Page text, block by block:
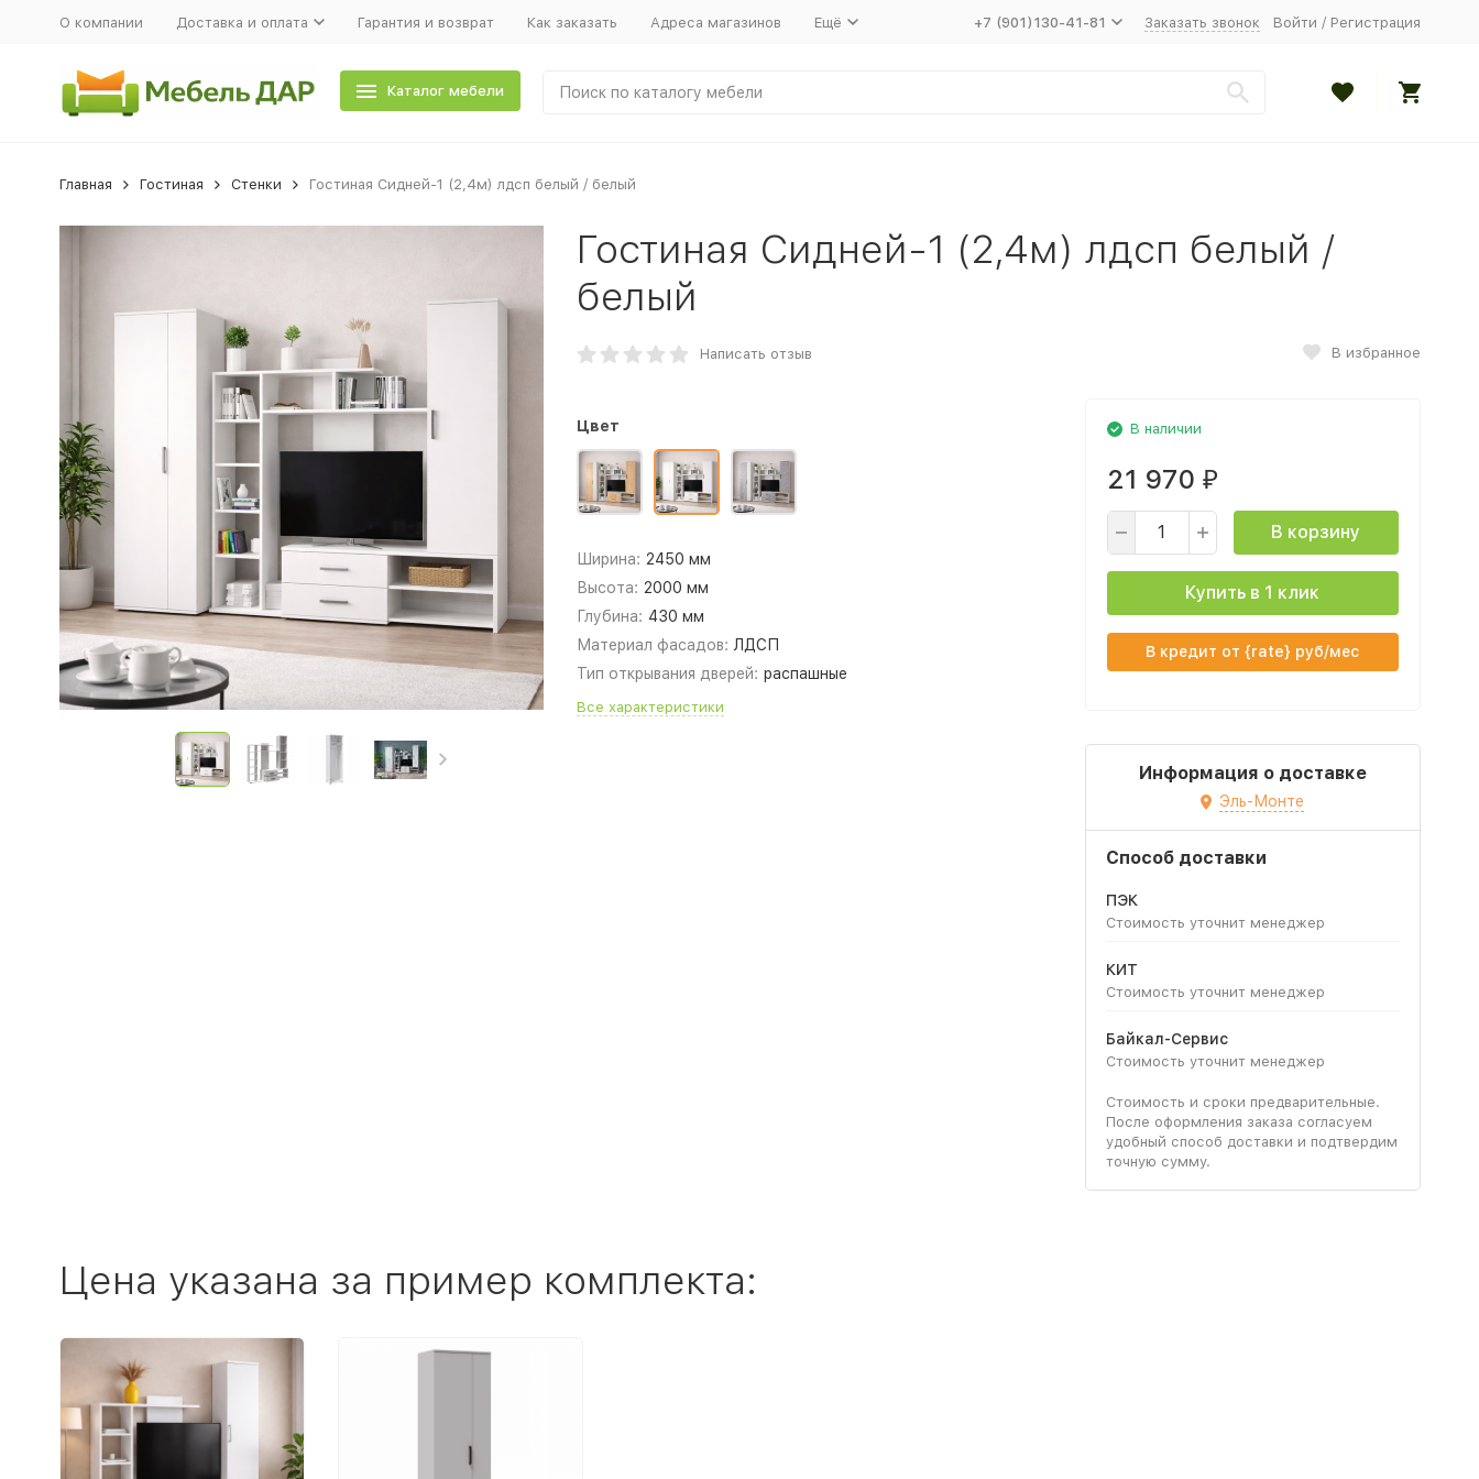
О компании Доставка и оплата Гарантия и возврат Как заказать Адреса магазинов Ещё +7 (901)130-41-81 Заказать звонок Войти / Регистрация
Каталог мебели
Главная Гостиная Стенки Гостиная Сидней-1 (2,4м) лдсп белый / белый
Гостиная Сидней-1 (2,4м) лдсп белый /
белый
Написать отзыв В избранное
Цвет
Ширина: 2450 мм
Высота: 2000 мм
Глубина: 430 мм
Материал фасадов: ЛДСП
Тип открывания дверей: распашные
Все характеристики
В наличии
21 970 ₽
В корзину
Купить в 1 клик
В кредит от {rate} руб/мес
Информация о доставке
Эль-Монте
Способ доставки
ПЭК
Стоимость уточнит менеджер
КИТ
Стоимость уточнит менеджер
Байкал-Сервис
Стоимость уточнит менеджер
Стоимость и сроки предварительные.
После оформления заказа согласуем
удобный способ доставки и подтвердим
точную сумму.
Цена указана за пример комплекта: